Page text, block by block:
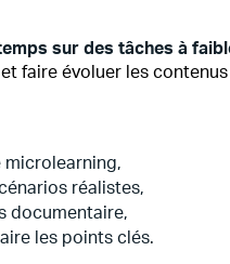
sur des tâches à
faire évoluer les
microlearning,
réalistes,
documentaire,
les points clés.